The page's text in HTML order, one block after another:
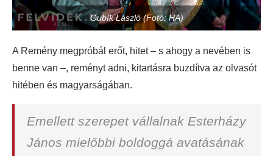
Gubík László (Fotó: HA)
A Remény megpróbál erőt, hitet – s ahogy a nevében is
benne van –, reményt adni, kitartásra buzdítva az olvasót
hitében és magyarságában.
Emellett szerepet vállalnak Esterházy
János mielőbbi boldoggá avatásának